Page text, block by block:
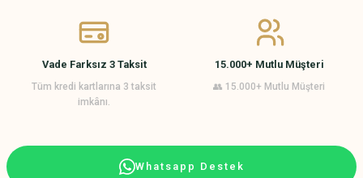
Vade Farksız 3 Taksit
Tüm kredi kartlarına 3 taksit
imkânı.
15.000+ Mutlu Müşteri
👥 15.000+ Mutlu Müşteri
Whatsapp Destek